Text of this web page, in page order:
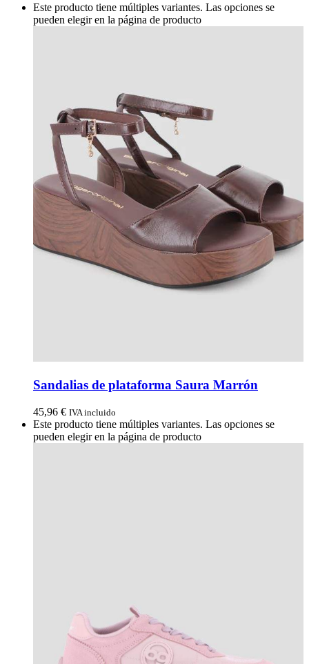
Este producto tiene múltiples variantes. Las opciones se
pueden elegir en la página de producto
Sandalias de plataforma Saura Marrón
45,96 € IVA incluido
Este producto tiene múltiples variantes. Las opciones se
pueden elegir en la página de producto